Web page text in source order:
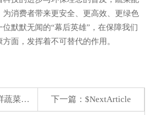
为消费者带来更安全、更高效、更绿色
默默无闻的“幕后英雄”，在保障我们
面，发挥着不可替代的作用。
送招工 下一篇：$NextArticle